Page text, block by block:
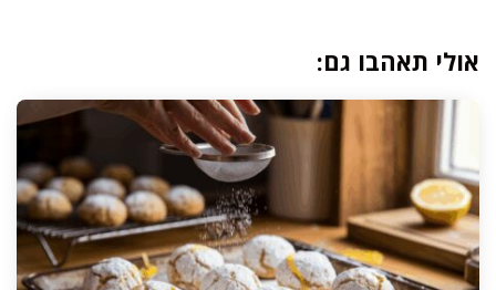
אולי תאהבו גם: